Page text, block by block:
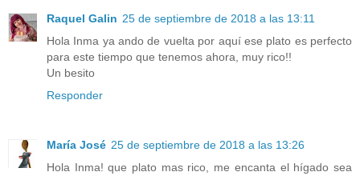
Raquel Galin 25 de septiembre de 2018 a las 13:11
Hola Inma ya ando de vuelta por aquí ese plato es perfecto
para este tiempo que tenemos ahora, muy rico!!
Un besito
Responder
María José 25 de septiembre de 2018 a las 13:26
Hola Inma! que plato mas rico, me encanta el hígado sea